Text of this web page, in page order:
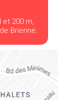
et 200 m,
Brienne.